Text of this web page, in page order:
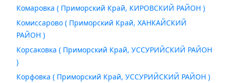
Комаровка ( Приморский Край, КИРОВСКИЙ РАЙОН )
Комиссарово ( Приморский Край, ХАНКАЙСКИЙ
РАЙОН )
Корсаковка ( Приморский Край, УССУРИЙСКИЙ РАЙОН
)
Корфовка ( Приморский Край, УССУРИЙСКИЙ РАЙОН )